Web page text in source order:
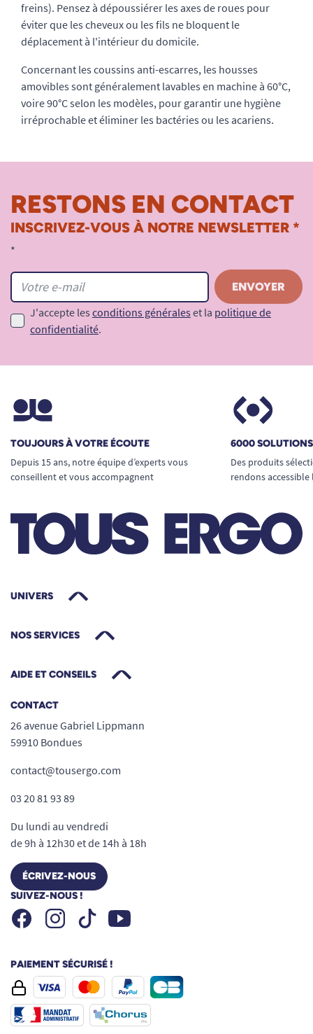
freins). Pensez à dépoussiérer les axes de roues pour
éviter que les cheveux ou les fils ne bloquent le
déplacement à l'intérieur du domicile.
Concernant les coussins anti-escarres, les housses
amovibles sont généralement lavables en machine à 60°C,
voire 90°C selon les modèles, pour garantir une hygiène
irréprochable et éliminer les bactéries ou les acariens.
RESTONS EN CONTACT
INSCRIVEZ-VOUS À NOTRE NEWSLETTER *
*
J'accepte les conditions générales et la politique de
confidentialité.
TOUJOURS À VOTRE ÉCOUTE
Depuis 15 ans, notre équipe d’experts vous
conseillent et vous accompagnent
6000
Des produits
rendons
UNIVERS
NOS SERVICES
AIDE ET CONSEILS
CONTACT
26 avenue Gabriel Lippmann
59910 Bondues
contact@tousergo.com
03 20 81 93 89
Du lundi au vendredi
de 9h à 12h30 et de 14h à 18h
ÉCRIVEZ-NOUS
SUIVEZ-NOUS !
FacebookInstagramTiktok Youtube
PAIEMENT SÉCURISÉ !